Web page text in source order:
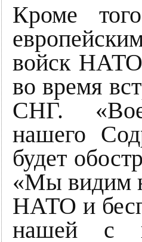
Кроме
войск НАТО
во время
СНГ.
нашего
будет
«Мы видим
НАТО и
нашей с